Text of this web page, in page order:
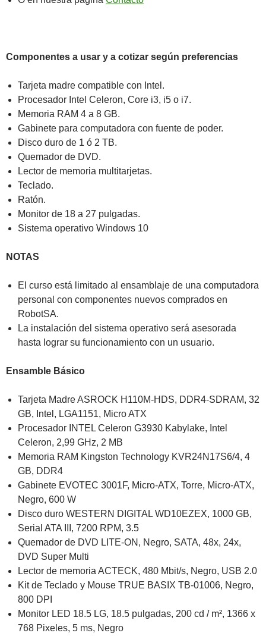
Componentes a usar y a cotizar según preferencias
Tarjeta madre compatible con Intel.
Procesador Intel Celeron, Core i3, i5 o i7.
Memoria RAM 4 a 8 GB.
Gabinete para computadora con fuente de poder.
Disco duro de 1 ó 2 TB.
Quemador de DVD.
Lector de memoria multitarjetas.
Teclado.
Ratón.
Monitor de 18 a 27 pulgadas.
Sistema operativo Windows 10
NOTAS
El curso está limitado al ensamblaje de una computadora
personal con componentes nuevos comprados en
RobotSA.
La instalación del sistema operativo será asesorada
hasta lograr su funcionamiento con un usuario.
Ensamble Básico
Tarjeta Madre ASROCK H110M-HDS, DDR4-SDRAM, 32
GB, Intel, LGA1151, Micro ATX
Procesador INTEL Celeron G3930 Kabylake, Intel
Celeron, 2,99 GHz, 2 MB
Memoria RAM Kingston Technology KVR24N17S6/4, 4
GB, DDR4
Gabinete EVOTEC 3001F, Micro-ATX, Torre, Micro-ATX,
Negro, 600 W
Disco duro WESTERN DIGITAL WD10EZEX, 1000 GB,
Serial ATA III, 7200 RPM, 3.5
Quemador de DVD LITE-ON, Negro, SATA, 48x, 24x,
DVD Super Multi
Lector de memoria ACTECK, 480 Mbit/s, Negro, USB 2.0
Kit de Teclado y Mouse TRUE BASIX TB-01006, Negro,
800 DPI
Monitor LED 18.5 LG, 18.5 pulgadas, 200 cd / m², 1366 x
768 Pixeles, 5 ms, Negro